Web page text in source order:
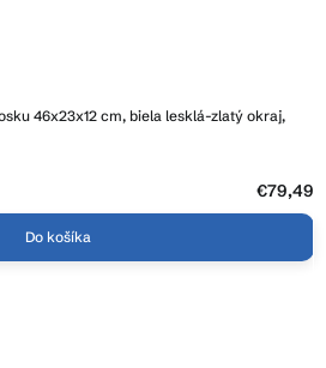
46x23x12 cm, biela lesklá-zlatý okraj,
€79,49
Do košíka